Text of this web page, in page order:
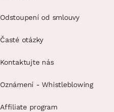
Odstoupení od smlouvy
Časté otázky
Kontaktujte nás
Oznámení - Whistleblowing
Affiliate program